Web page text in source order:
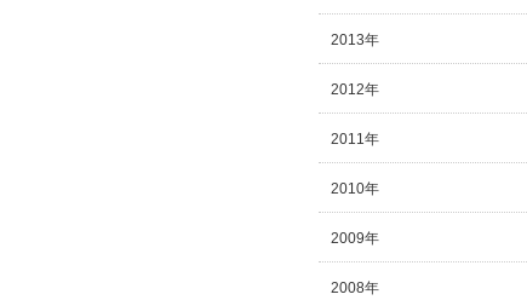
2013年
2012年
2011年
2010年
2009年
2008年